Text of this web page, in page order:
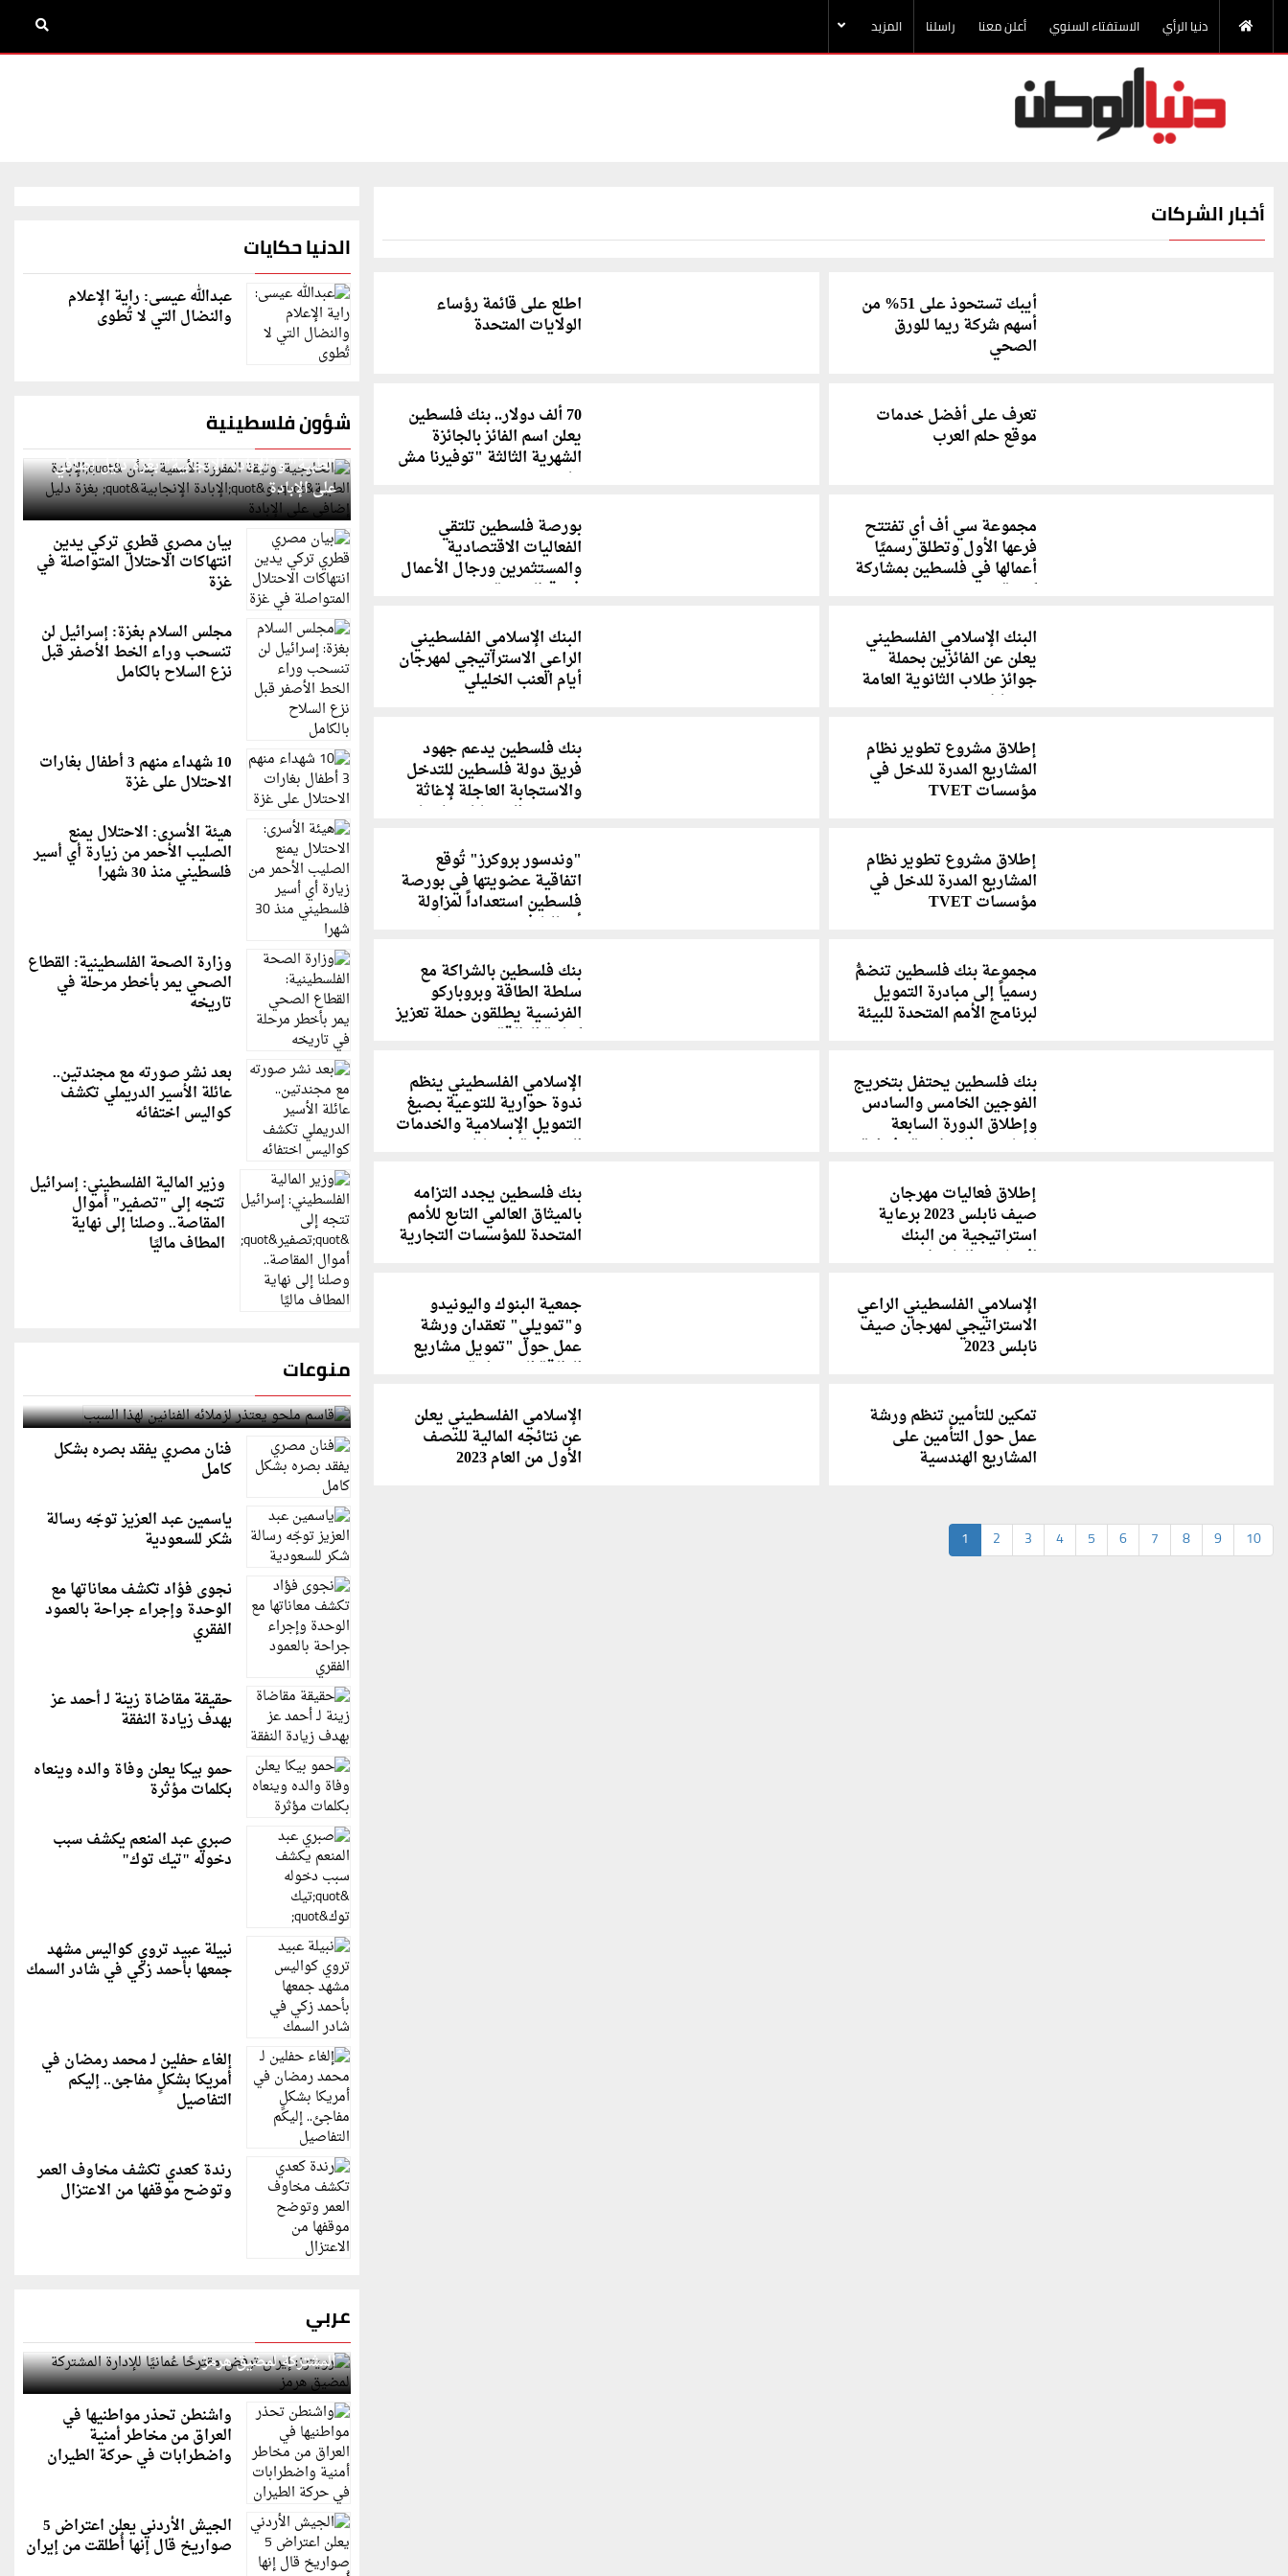
دنيا الرأي الاستفتاء السنوي أعلن معنا راسلنا المزيد
أخبار الشركات
أيبك تستحوذ على 51% من
أسهم شركة ريما للورق
الصحي
اطلع على قائمة رؤساء
الولايات المتحدة
تعرف على أفضل خدمات
موقع حلم العرب
70 ألف دولار.. بنك فلسطين
يعلن اسم الفائز بالجائزة
الشهرية الثالثة "توفيرنا مش
عادي"
مجموعة سي أف أي تفتتح
فرعها الأول وتطلق رسميًا
أعمالها في فلسطين بمشاركة
كبيرة
بورصة فلسطين تلتقي
الفعاليات الاقتصادية
والمستثمرين ورجال الأعمال
في قطاع غزة
البنك الإسلامي الفلسطيني
يعلن عن الفائزين بحملة
جوائز طلاب الثانوية العامة
"حسابكX2"
البنك الإسلامي الفلسطيني
الراعي الاستراتيجي لمهرجان
أيام العنب الخليلي
إطلاق مشروع تطوير نظام
المشاريع المدرة للدخل في
مؤسسات TVET
بنك فلسطين يدعم جهود
فريق دولة فلسطين للتدخل
والاستجابة العاجلة لإغاثة
متضرري الفيضانات بليبيا
إطلاق مشروع تطوير نظام
المشاريع المدرة للدخل في
مؤسسات TVET
"وندسور بروكرز" تُوقع
اتفاقية عضويتها في بورصة
فلسطين استعداداً لمزاولة
أعمالها في تقديم خدمات
مجموعة بنك فلسطين تنضمُّ
رسمياً إلى مبادرة التمويل
لبرنامج الأمم المتحدة للبيئة
بنك فلسطين بالشراكة مع
سلطة الطاقة وبروباركو
الفرنسية يطلقون حملة تعزيز
كفاءة الطاقة
بنك فلسطين يحتفل بتخريج
الفوجين الخامس والسادس
وإطلاق الدورة السابعة
لبرنامج "فلسطينية" لإدارة
الإسلامي الفلسطيني ينظم
ندوة حوارية للتوعية بصيغ
التمويل الإسلامية والخدمات
المصرفية في نابلس
إطلاق فعاليات مهرجان
صيف نابلس 2023 برعاية
استراتيجية من البنك
الإسلامي الفلسطيني
بنك فلسطين يجدد التزامه
بالميثاق العالمي التابع للأمم
المتحدة للمؤسسات التجارية
الإسلامي الفلسطيني الراعي
الاستراتيجي لمهرجان صيف
نابلس 2023
جمعية البنوك واليونيدو
و"تمويلي" تعقدان ورشة
عمل حول "تمويل مشاريع
الطاقة المستدامة"
تمكين للتأمين تنظم ورشة
عمل حول التأمين على
المشاريع الهندسية‎
الإسلامي الفلسطيني يعلن
عن نتائجه المالية للنصف
الأول من العام 2023
1 2 3 4 5 6 7 8 9 10
الدنيا حكايات
عبدالله عيسى: راية الإعلام
والنضال التي لا تُطوى
شؤون فلسطينية
الخارجية: وثيقة المقررة الأممية بشأن "الإبادة
الطبية" و"الإبادة الإنجابية" بغزة دليل إضافي
على الإبادة
بيان مصري قطري تركي يدين
انتهاكات الاحتلال المتواصلة في
غزة
مجلس السلام بغزة: إسرائيل لن
تنسحب وراء الخط الأصفر قبل
نزع السلاح بالكامل
10 شهداء منهم 3 أطفال بغارات
الاحتلال على غزة
هيئة الأسرى: الاحتلال يمنع
الصليب الأحمر من زيارة أي أسير
فلسطيني منذ 30 شهرا
وزارة الصحة الفلسطينية: القطاع
الصحي يمر بأخطر مرحلة في
تاريخه
بعد نشر صورته مع مجندتين..
عائلة الأسير الدريملي تكشف
كواليس اختفائه
وزير المالية الفلسطيني: إسرائيل
تتجه إلى "تصفير" أموال
المقاصة.. وصلنا إلى نهاية
المطاف ماليًا
منوعات
قاسم ملحو يعتذر لزملائه الفنانين لهذا السبب
فنان مصري يفقد بصره بشكل
كامل
ياسمين عبد العزيز توجّه رسالة
شكر للسعودية
نجوى فؤاد تكشف معاناتها مع
الوحدة وإجراء جراحة بالعمود
الفقري
حقيقة مقاضاة زينة لـ أحمد عز
بهدف زيادة النفقة
حمو بيكا يعلن وفاة والده وينعاه
بكلمات مؤثرة
صبري عبد المنعم يكشف سبب
دخوله "تيك توك"
نبيلة عبيد تروي كواليس مشهد
جمعها بأحمد زكي في شادر السمك
إلغاء حفلين لـ محمد رمضان في
أمريكا بشكلٍ مفاجئ.. إليكم
التفاصيل
رندة كعدي تكشف مخاوف العمر
وتوضح موقفها من الاعتزال
عربي
رويترز: إيران ترفض مقترحًا عُمانيًا للإدارة
المشتركة لمضيق هرمز
واشنطن تحذر مواطنيها في
العراق من مخاطر أمنية
واضطرابات في حركة الطيران
الجيش الأردني يعلن اعتراض 5
صواريخ قال إنها أُطلقت من إيران